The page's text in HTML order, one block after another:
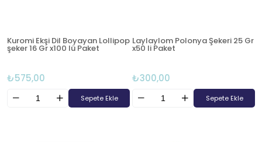
Kuromi Ekşi Dil Boyayan Lollipop
şeker 16 Gr x100 lü Paket
₺575,00
Sepete Ekle
Laylaylom Polonya Şekeri 25 Gr
x50 li Paket
₺300,00
Sepete Ekle